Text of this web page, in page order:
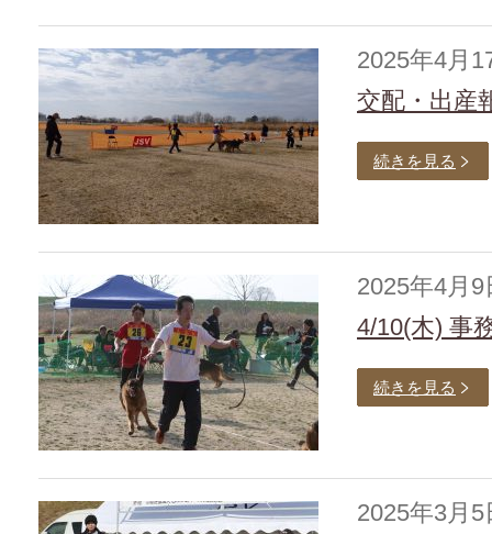
2025年4月
交配・出産
続きを見る
2025年4月9
4/10(木) 事
続きを見る
2025年3月5